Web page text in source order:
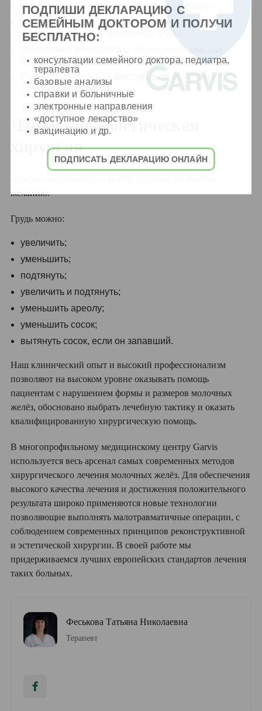
Избыток железистой ткани с птозом железы.
Асимметрия, птоз или аномальное развитие
молочной железы (тубулярная грудь).
Замещение имплантатов по медицинским или
косметическим показаниям.
Послеоперационная деформация молочной
железы.
Что может пластическая
хирургия
желанию.
Грудь можно:
увеличить;
уменьшить;
подтянуть;
увеличить и подтянуть;
уменьшить ареолу;
уменьшить сосок;
вытянуть сосок, если он запавший.
Наш клинический опыт и высокий профессионализм
позволяют на высоком уровне оказывать помощь
пациентам с нарушением формы и размеров молочных
желёз, обосновано выбрать лечебную тактику и оказать
квалифицированную хирургическую помощь.
В многопрофильному медицинскому центру Garvis
используется весь арсенал самых современных методов
хирургического лечения молочных желёз. Для обеспечения
высокого качества лечения и достижения положительного
результата широко применяются новые технологии
позволяющие выполнять малотравматичные операции, с
соблюдением современных принципов реконструктивной
и эстетической хирургии. В своей работе мы
придерживаемся лучших европейских стандартов лечения
таких больных.
Феськова Татьяна Николаевна
Терапевт
ПОДПИШИ ДЕКЛАРАЦИЮ С
СЕМЕЙНЫМ ДОКТОРОМ И ПОЛУЧИ
БЕСПЛАТНО:
консультации семейного доктора, педиатра,
терапевта
базовые анализы
справки и больничные
электронные направления
«доступное лекарство»
вакцинацию и др.
ПОДПИСАТЬ ДЕКЛАРАЦИЮ ОНЛАЙН